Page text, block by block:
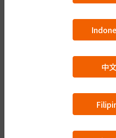
（※2）授業は第一回から順
容を変更することはできませ
（※3）宿題が毎回でます。
の授業をしますので、宿題
カリキ
中文